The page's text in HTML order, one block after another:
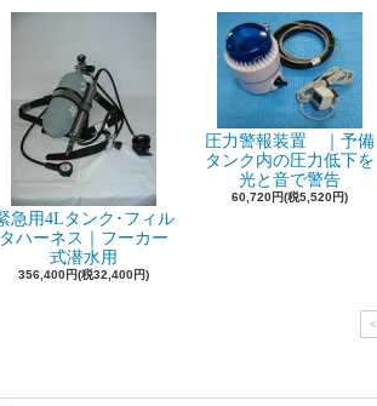
急用4Lタンク･フィル
タハーネス｜フーカー
式潜水用
356,400円(税32,400円)
圧力警報装置 ｜予備
タンク内の圧力低下を
光と音で警告
60,720円(税5,520円)
<